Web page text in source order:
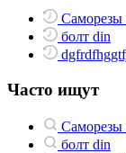
болт din
Часто ищут
болт din